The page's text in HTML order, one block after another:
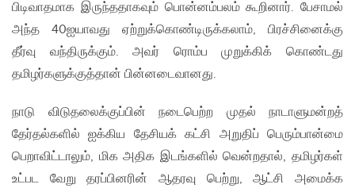
பிடிவாதமாக இருந்ததாகவும் பொன்னம்பலம் கூறினார். பேசாமல்
அந்த 40ஐயாவது ஏற்றுக்கொண்டிருக்கலாம், பிரச்சினைக்கு
தீர்வு வந்திருக்கும். அவர் ரொம்ப முறுக்கிக் கொண்டது
தமிழர்களுக்குத்தான் பின்னடைவானது.
நாடு விடுதலைக்குப்பின் நடைபெற்ற முதல் நாடாளுமன்றத்
தேர்தல்களில் ஐக்கிய தேசியக் கட்சி அறுதிப் பெரும்பான்மை
பெறாவிட்டாலும், மிக அதிக இடங்களில் வென்றதால், தமிழர்கள்
உட்பட வேறு தரப்பினரின் ஆதரவு பெற்று, ஆட்சி அமைக்க